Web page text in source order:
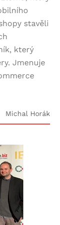
stavěli
který
Jmenuje
Michal Horák